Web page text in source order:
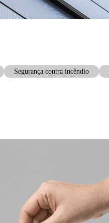
Segurança contra incêndio